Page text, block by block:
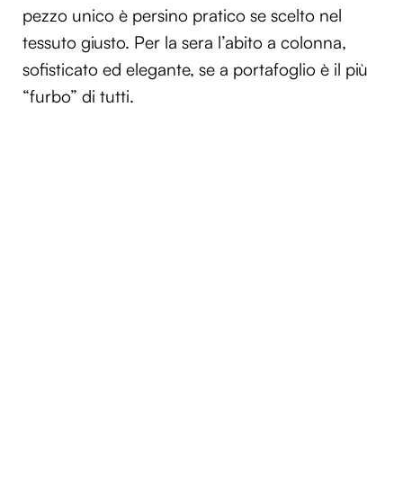
pezzo unico è persino pratico se scelto nel
tessuto giusto. Per la sera l’abito a colonna,
sofisticato ed elegante, se a portafoglio è il più
“furbo” di tutti.